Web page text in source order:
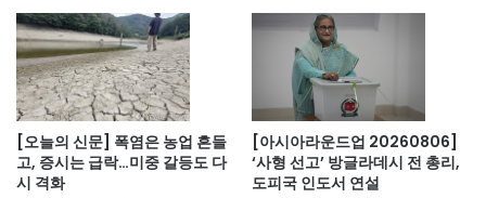
[오늘의 신문] 폭염은 농업 흔들
고, 증시는 급락…미중 갈등도 다
시 격화
[아시아라운드업 20260806]
‘사형 선고’ 방글라데시 전 총리,
도피국 인도서 연설